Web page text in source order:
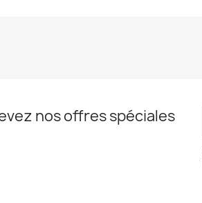
nos offres spéciales